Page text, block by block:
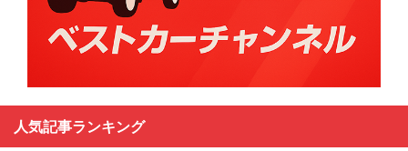
人気記事ランキング